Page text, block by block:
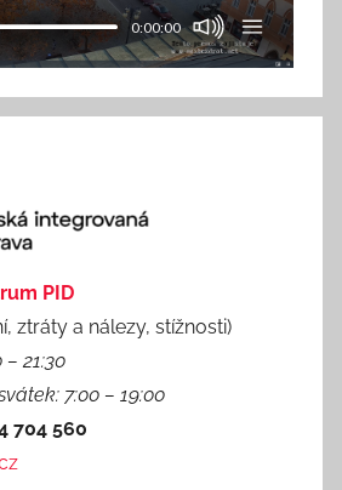
0:00:00
PID
ztráty a nálezy, stížnosti)
21:30
7:00 – 19:00
704 560